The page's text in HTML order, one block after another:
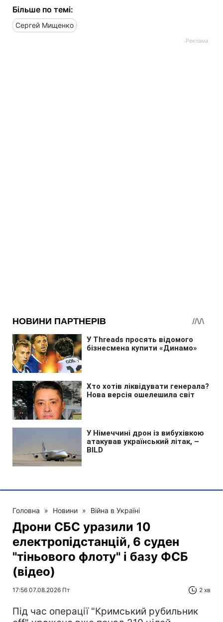
Більше по темі:
Сергей Мищенко
Головна » Новини » Війна в Україні
Дрони СБС уразили 10
електропідстанцій, 6 суден
"тіньового флоту" і базу ФСБ
(відео)
17:56 07.08.2026 Пт 2 хв
Під час операції "Кримський рубильник